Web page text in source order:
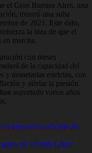
el Gran Buenos Aires, una
mostró una suba
de 2021. Este dato,
refuerza la idea de que el
en marcha.
con meses
de la capacidad del
y monetarias estrictas, con
y aliviar la presión
soportado varios años
una nueva edición del
en Vicente López